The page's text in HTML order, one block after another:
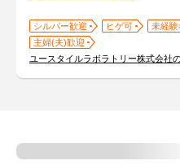
シルバー歓迎 ヒゲ可 未経験
主婦(夫)歓迎
ユースタイルラボラトリー株式会社